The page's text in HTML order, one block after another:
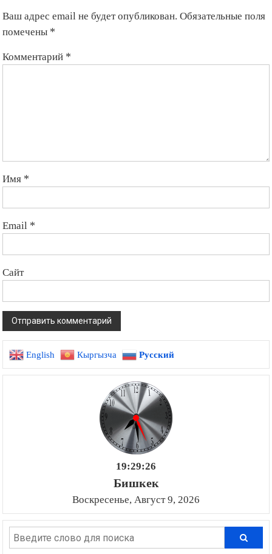
Ваш адрес email не будет опубликован. Обязательные поля
помечены *
Комментарий *
Имя *
Email *
Сайт
English Кыргызча Русский
19:29:26
Бишкек
Воскресенье, Август 9, 2026